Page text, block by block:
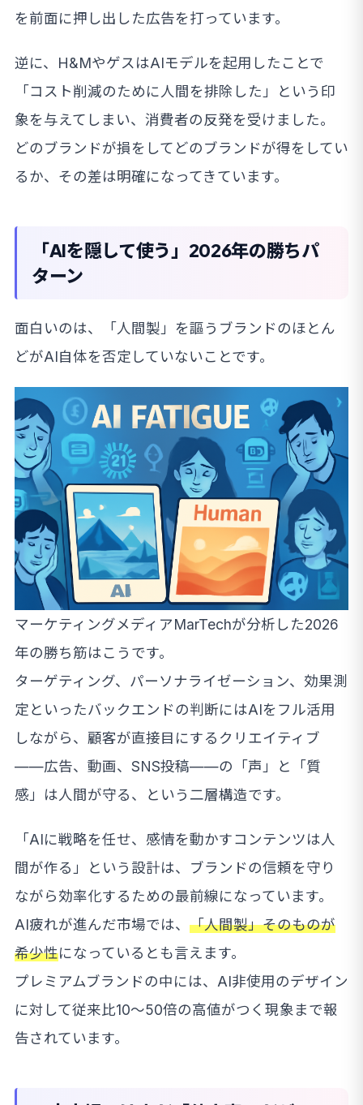
を前面に押し出した広告を打っています。
逆に、H&MやゲスはAIモデルを起用したことで
「コスト削減のために人間を排除した」という印
象を与えてしまい、消費者の反発を受けました。
どのブランドが損をしてどのブランドが得をしてい
るか、その差は明確になってきています。
「AIを隠して使う」2026年の勝ちパ
ターン
面白いのは、「人間製」を謳うブランドのほとん
どがAI自体を否定していないことです。
マーケティングメディアMarTechが分析した2026
年の勝ち筋はこうです。
ターゲティング、パーソナライゼーション、効果測
定といったバックエンドの判断にはAIをフル活用
しながら、顧客が直接目にするクリエイティブ
——広告、動画、SNS投稿——の「声」と「質
感」は人間が守る、という二層構造です。
「AIに戦略を任せ、感情を動かすコンテンツは人
間が作る」という設計は、ブランドの信頼を守り
ながら効率化するための最前線になっています。
AI疲れが進んだ市場では、 「人間製」そのものが
希少性になっているとも言えます。
プレミアムブランドの中には、AI非使用のデザイン
に対して従来比10〜50倍の高値がつく現象まで報
告されています。